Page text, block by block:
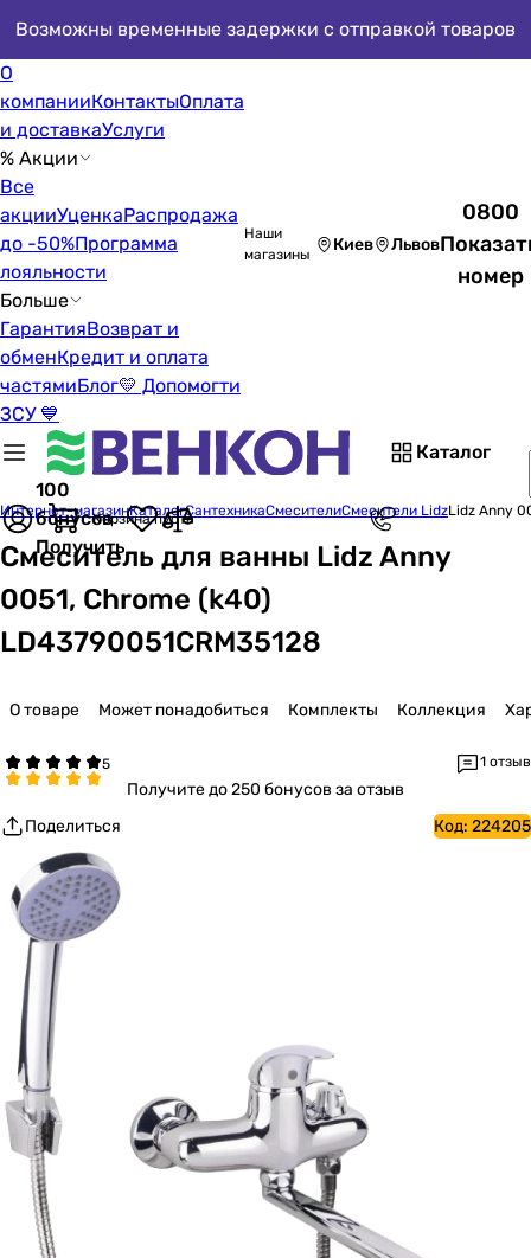
Возможны временные задержки с отправкой товаров
О
компанииКонтактыОплата
и доставкаУслуги
% Акции
Все
акцииУценкаРаспродажа
до -50%Программа
лояльности
Больше
ГарантияВозврат и
обменКредит и оплата
частямиБлог💛 Допомогти
ЗСУ 💙
Наши
магазины
Киев Львов
0800
номер
Каталог
100
бонусов
Получить
Корзина пуста
Интернет-магазинКаталогСантехникаСмесителиСмесители LidzLidz Anny
Смеситель для ванны Lidz Anny
0051, Chrome (k40)
LD43790051CRM35128
О товаре Может понадобиться Комплекты Коллекция
1 отзыв
Получитедо 250 бонусов за отзыв
Поделиться
Код: 224205